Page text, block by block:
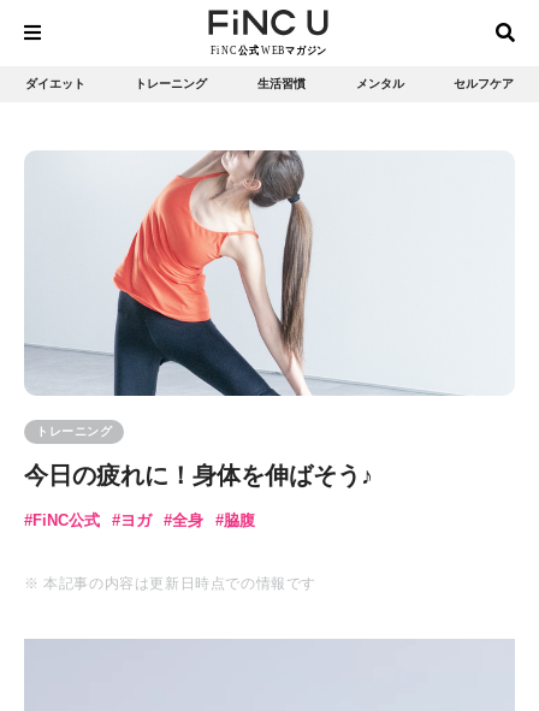
ダイエット トレーニング 生活習慣 メンタル セルフケア
トレーニング
今日の疲れに！身体を伸ばそう♪
FiNC公式 ヨガ 全身 脇腹
※ 本記事の内容は更新日時点での情報です